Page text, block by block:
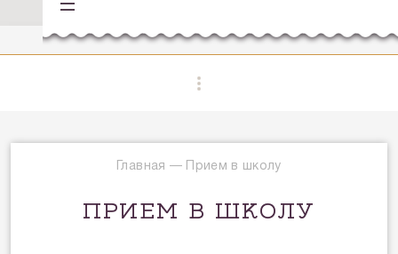
Главная — Прием в школу
ПРИЕМ В ШКОЛУ